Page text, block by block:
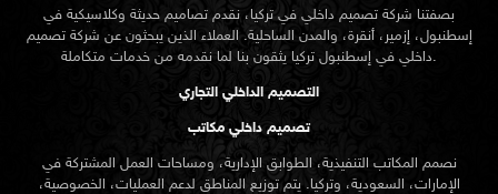
بصفتنا شركة تصميم داخلي في تركيا، نقدم تصاميم حديثة وكلاسيكية في
إسطنبول، إزمير، أنقرة، والمدن الساحلية. العملاء الذين يبحثون عن شركة تصميم
داخلي في إسطنبولتركيا يثقون بنا لما نقدمه من خدمات متكاملة.
التصميم الداخلي التجاري
تصميم داخلي مكاتب
نصمم المكاتب التنفيذية، الطوابق الإدارية، ومساحات العمل المشتركة في
الإمارات، السعودية، وتركيا. يتم توزيع المناطق لدعم العمليات، الخصوصية،